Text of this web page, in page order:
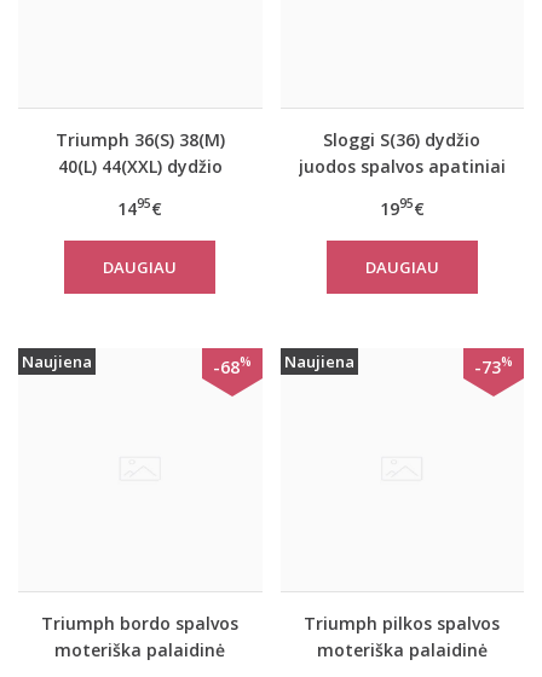
Triumph 36(S) 38(M)
40(L) 44(XXL) dydžio
medvilninė miego
palaidinė Mix Match
TOP SSL 01 X
1495€
DAUGIAU
Sloggi S(36) dydžio
juodos spalvos apatiniai
Shirt 01
1995€
DAUGIAU
Naujiena -68%
Triumph bordo spalvos
moteriška palaidinė
Naujiena -73%
Triumph pilkos spalvos
moteriška palaidinė